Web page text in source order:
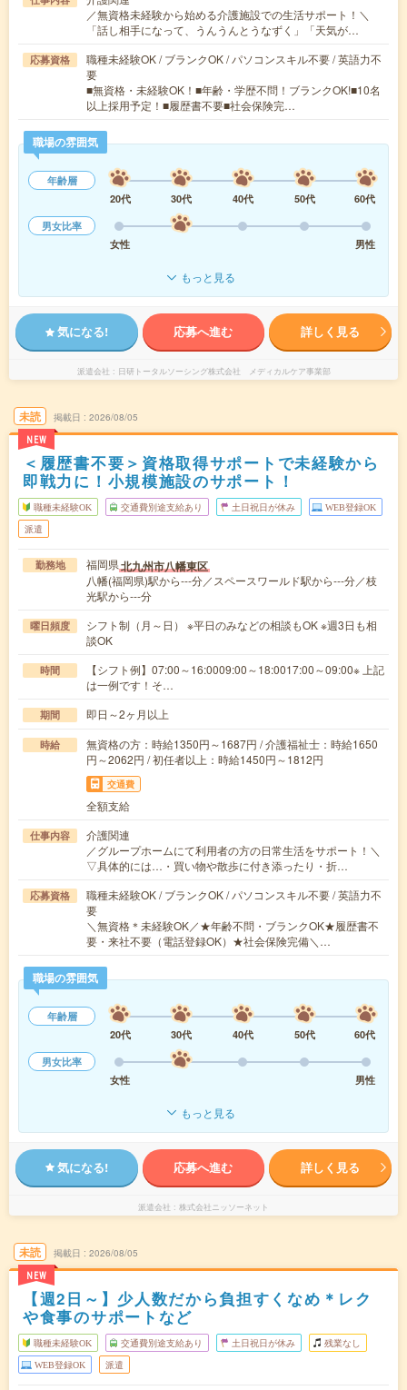
／無資格未経験から始める介護施設での生活サポート！＼
「話し相手になって、うんうんとうなずく」「天気が…
応募資格
職種未経験OK / ブランクOK / パソコンスキル不要 / 英語力不
要
■無資格・未経験OK！■年齢・学歴不問！ブランクOK!■10名
以上採用予定！■履歴書不要■社会保険完…
職場の雰囲気
年齢層
20代
30代 40代 50代
60代
男女比率
女性
男性
もっと見る
気になる! 応募へ進む 詳しく見る
派遣会社 日研トータルソーシング株式会社 メディカルケア事業部
未読
NEW
掲載日 2026/08/05
＜履歴書不要＞資格取得サポートで未経験から
即戦力に！小規模施設のサポート！
職種未経験OK 交通費別途支給あり 土日祝日が休み WEB登録OK
派遣
勤務地 福岡県北九州市八幡東区
八幡(福岡県)駅から---分／スペースワールド駅から---分／枝
光駅から---分
曜日頻度
シフト制（月～日） ※平日のみなどの相談もOK ※週3日も相
談OK
時間
【シフト例】07:00～16:0009:00～18:0017:00～09:00※ 上記
は一例です！そ…
期間 即日～2ヶ月以上
時給
無資格の方：時給1350円～1687円 / 介護福祉士：時給1650
円～2062円 / 初任者以上：時給1450円～1812円
交通費
全額支給
仕事内容
介護関連
／グループホームにて利用者の方の日常生活をサポート！＼
▽具体的には…・買い物や散歩に付き添ったり・折…
応募資格
職種未経験OK / ブランクOK / パソコンスキル不要 / 英語力不
要
＼無資格＊未経験OK／★年齢不問・ブランクOK★履歴書不
要・来社不要（電話登録OK）★社会保険完備＼…
職場の雰囲気
年齢層
20代
30代 40代 50代
60代
男女比率
女性
男性
もっと見る
気になる! 応募へ進む 詳しく見る
派遣会社 株式会社ニッソーネット
未読
NEW
掲載日 2026/08/05
【週2日～】少人数だから負担すくなめ＊レク
や食事のサポートなど
職種未経験OK 交通費別途支給あり 土日祝日が休み 残業なし
WEB登録OK 派遣